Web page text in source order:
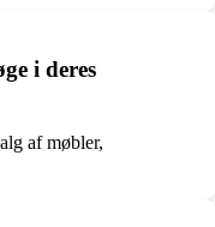
i deres
af møbler,